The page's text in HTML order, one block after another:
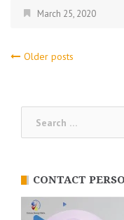
March 25, 2020
Posts
Older posts
CONTACT